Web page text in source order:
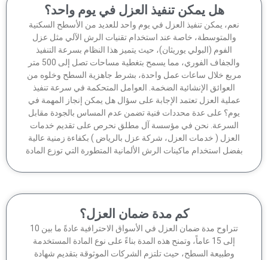
هل يمكن تنفيذ العزل في يوم واحد؟
يمكن تنفيذ العزل في يوم واحد للعديد من الأسطح السكنية
والمتوسطة، خاصة عند استخدام تقنيات الرش الآلي مثل عزل
الفوم (البولي يوريثان)، حيث يتميز هذا النظام بسرعة التنفيذ
والجفاف الفوري، مما يسمح بتغطية مساحات تصل إلى 500 متر
خلال ساعات عمل واحدة، بشرط جاهزية السطح وخلوه من
العوائق الإنشائية الضخمة. العوامل المتحكمة في سرعة تنفيذ
العزل تعتمد الإجابة على سؤال هل يمكن إنجاز المهمة في
على عدة محددات فنية تضمن عدم المساس بالجودة مقابل
نحن في مؤسسة آل مطلق نحرص على تقديم خدمات
( خدمات العزل، شركة عزل بالرياض ) بكفاءة زمنية عالية
استخدام ماكينات الرش الألمانية المتطورة التي توزع المادة
كم مدة ضمان العزل؟
تتراوح مدة ضمان العزل في الأسواق الاحترافية عادةً ما بين 10
إلى 15 عاماً، وتمنح هذه المدة بناءً على نوع المادة المستخدمة
وطبيعة السطح، حيث تلتزم الشركات الموثوقة بتقديم شهادة